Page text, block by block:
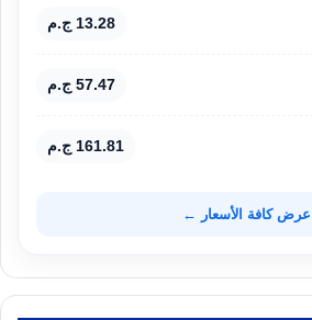
13.28 ج.م
57.47 ج.م
161.81 ج.م
عرض كافة الأسعار ←